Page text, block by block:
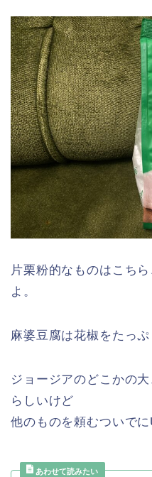
片栗粉的なものはこち
よ。
麻婆豆腐は花椒をたっぷ
ジョージアのどこかの
らしいけど
他のものを頼むついで